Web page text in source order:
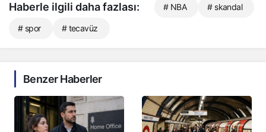
Haberle ilgili daha fazlası: # NBA # skandal
# spor # tecavüz
Benzer Haberler